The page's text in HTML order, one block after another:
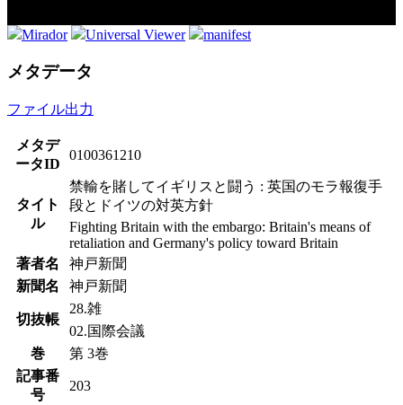
Mirador Universal Viewer manifest
メタデータ
ファイル出力
メタデ
ータID
0100361210
タイト
ル
禁輸を賭してイギリスと闘う : 英国のモラ報復手
段とドイツの対英方針
Fighting Britain with the embargo: Britain's means of
retaliation and Germany's policy toward Britain
著者名
神戸新聞
新聞名
神戸新聞
切抜帳
28.雑
02.国際会議
巻
第 3巻
記事番
号
203